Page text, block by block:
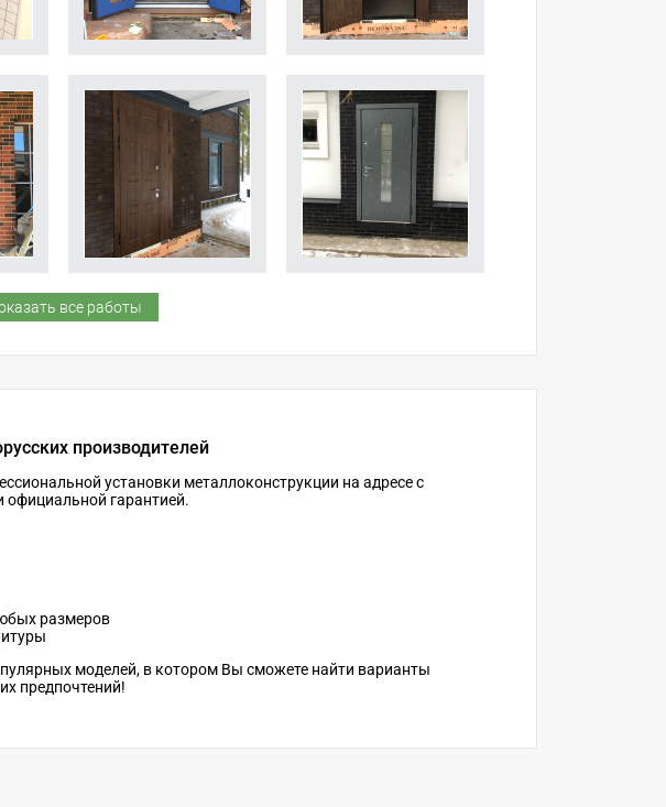
все работы
производителей
установки металлоконструкции на адресе с
официальной гарантией.
размеров
моделей, в котором Вы сможете найти варианты
предпочтений!